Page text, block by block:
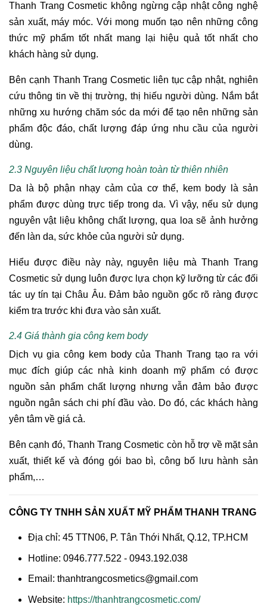
Thanh Trang Cosmetic không ngừng cập nhật công nghệ
sản xuất, máy móc. Với mong muốn tạo nên những công
thức mỹ phẩm tốt nhất mang lại hiệu quả tốt nhất cho
khách hàng sử dụng.
Bên cạnh Thanh Trang Cosmetic liên tục cập nhật, nghiên
cứu thông tin về thị trường, thị hiếu người dùng. Nắm bắt
những xu hướng chăm sóc da mới để tạo nên những sản
phẩm độc đáo, chất lượng đáp ứng nhu cầu của người
dùng.
2.3 Nguyên liệu chất lượng hoàn toàn từ thiên nhiên
Da là bộ phận nhạy cảm của cơ thể, kem body là sản
phẩm được dùng trực tiếp trong da. Vì vậy, nếu sử dụng
nguyên vật liệu không chất lượng, qua loa sẽ ảnh hưởng
đến làn da, sức khỏe của người sử dụng.
Hiểu được điều này này, nguyên liệu mà Thanh Trang
Cosmetic sử dụng luôn được lựa chọn kỹ lưỡng từ các đối
tác uy tín tại Châu Âu. Đảm bảo nguồn gốc rõ ràng được
kiểm tra trước khi đưa vào sản xuất.
2.4 Giá thành gia công kem body
Dịch vụ gia công kem body của Thanh Trang tạo ra với
mục đích giúp các nhà kinh doanh mỹ phẩm có được
nguồn sản phẩm chất lượng nhưng vẫn đảm bảo được
nguồn ngân sách chi phí đầu vào. Do đó, các khách hàng
yên tâm về giá cả.
Bên cạnh đó, Thanh Trang Cosmetic còn hỗ trợ về mặt sản
xuất, thiết kế và đóng gói bao bì, công bố lưu hành sản
phẩm,…
CÔNG TY TNHH SẢN XUẤT MỸ PHẨM THANH TRANG
Địa chỉ: 45 TTN06, P. Tân Thới Nhất, Q.12, TP.HCM
Hotline: 0946.777.522 - 0943.192.038
Email: thanhtrangcosmetics@gmail.com
Website: https://thanhtrangcosmetic.com/